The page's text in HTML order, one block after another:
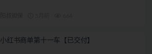
小红书商单第十一车【已交付】